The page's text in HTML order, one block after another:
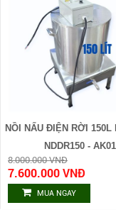
NỒI NẤU ĐIỆN RỜI 150L
NDDR150 - AK01
8.000.000 VNĐ
7.600.000 VNĐ
MUA NGAY